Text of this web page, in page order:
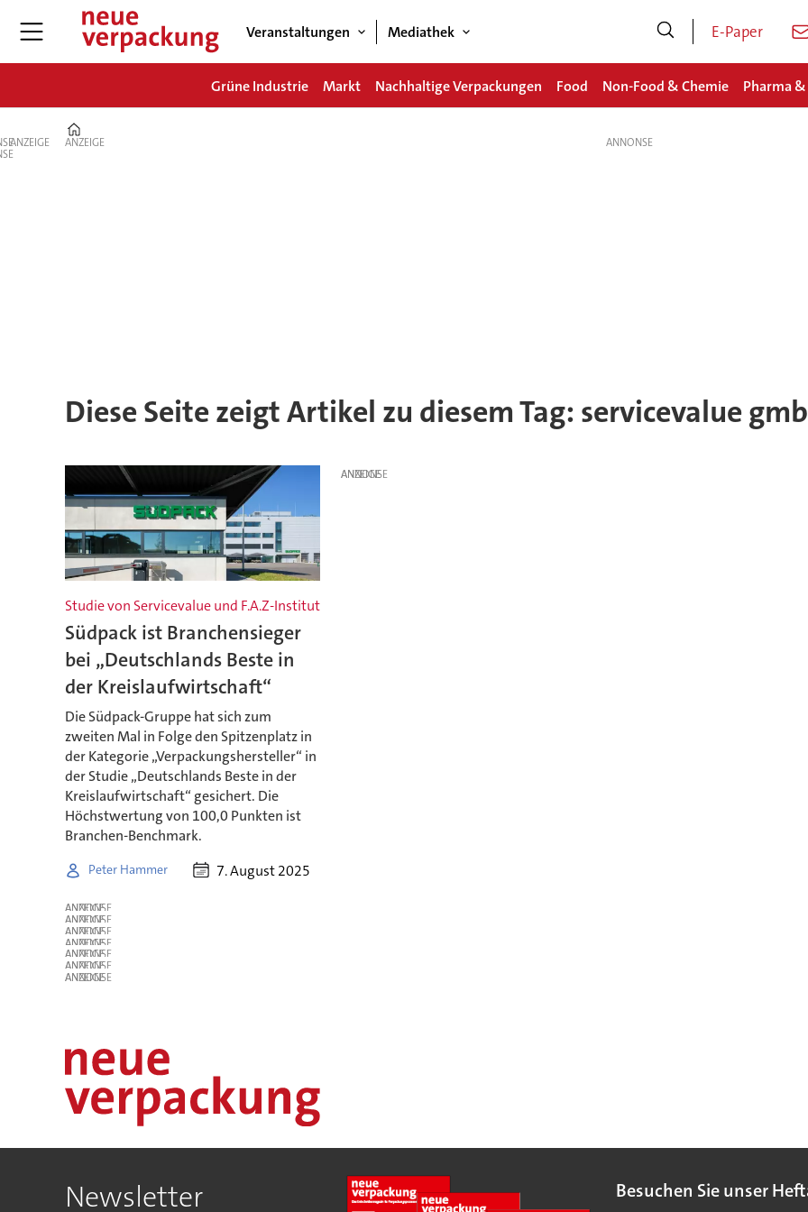
Veranstaltungen Mediathek E-Paper
Grüne Industrie Markt Nachhaltige Verpackungen Food Non-Food & Chemie Pharma
ANZEIGE ANZEIGE
Diese Seite zeigt Artikel zu diesem Tag: servicevalue
Studie von Servicevalue und F.A.Z-Institut
Südpack ist Branchensieger
bei „Deutschlands Beste in
der Kreislaufwirtschaft“
Die Südpack-Gruppe hat sich zum
zweiten Mal in Folge den Spitzenplatz in
der Kategorie „Verpackungshersteller“ in
der Studie „Deutschlands Beste in der
Kreislaufwirtschaft“ gesichert. Die
Höchstwertung von 100,0 Punkten ist
Branchen-Benchmark.
Peter Hammer 7. August 2025
ANZEIGE
ANZEIGE
ANZEIGE
ANZEIGE
ANZEIGE
ANZEIGE
ANZEIGE
ANZEIGE
Newsletter Besuchen Sie unser